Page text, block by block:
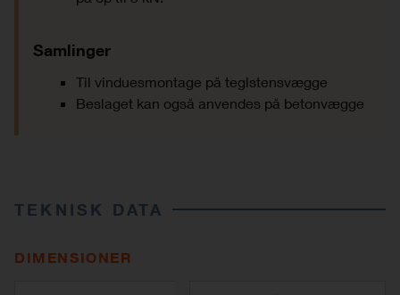
Samlinger
Til vinduesmontage på teglstensvægge
Beslaget kan også anvendes på betonvægge
TEKNISK DATA
DIMENSIONER